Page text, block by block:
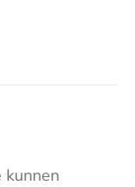
kunnen